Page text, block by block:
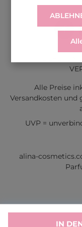
IN
Alle Preise
Versandkosten und
UVP =
alina-